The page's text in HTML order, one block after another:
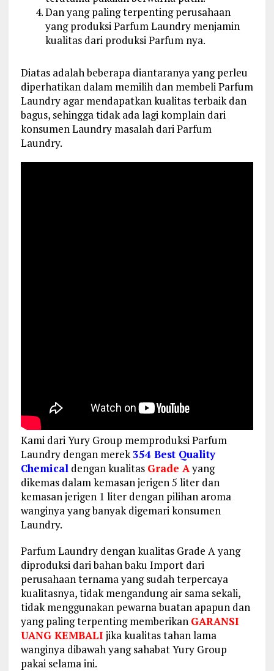
Dan yang paling terpenting perusahaan
yang produksi Parfum Laundry menjamin
kualitas dari produksi Parfum nya.
Diatas adalah beberapa diantaranya yang perleu
diperhatikan dalam memilih dan membeli Parfum
Laundry agar mendapatkan kualitas terbaik dan
bagus, sehingga tidak ada lagi komplain dari
konsumen Laundry masalah dari Parfum
Laundry.
Kami dari Yury Group memproduksi Parfum
Laundry dengan merek354 Best Quality
Chemicaldengan kualitas Grade Ayang
dikemas dalam kemasan jerigen 5 liter dan
kemasan jerigen 1 liter dengan pilihan aroma
wanginya yang banyak digemari konsumen
Laundry.
Parfum Laundry dengan kualitas Grade A yang
diproduksi dari bahan baku Import dari
perusahaan ternama yang sudah terpercaya
kualitasnya, tidak mengandung air sama sekali,
tidak menggunakan pewarna buatan apapun dan
yang paling terpenting memberikan GARANSI
UANG KEMBALI jika kualitas tahan lama
wanginya dibawah yang sahabat Yury Group
pakai selama ini.